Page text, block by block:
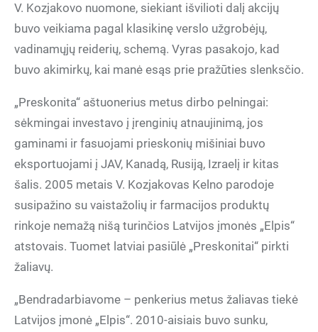
V. Kozjakovo nuomone, siekiant išvilioti dalį akcijų
buvo veikiama pagal klasikinę verslo užgrobėjų,
vadinamųjų reiderių, schemą. Vyras pasakojo, kad
buvo akimirkų, kai manė esąs prie pražūties slenksčio.
„Preskonita“ aštuonerius metus dirbo pelningai:
sėkmingai investavo į įrenginių atnaujinimą, jos
gaminami ir fasuojami prieskonių mišiniai buvo
eksportuojami į JAV, Kanadą, Rusiją, Izraelį ir kitas
šalis. 2005 metais V. Kozjakovas Kelno parodoje
susipažino su vaistažolių ir farmacijos produktų
rinkoje nemažą nišą turinčios Latvijos įmonės „Elpis“
atstovais. Tuomet latviai pasiūlė „Preskonitai“ pirkti
žaliavų.
„Bendradarbiavome – penkerius metus žaliavas tiekė
Latvijos įmonė „Elpis“. 2010-aisiais buvo sunku,